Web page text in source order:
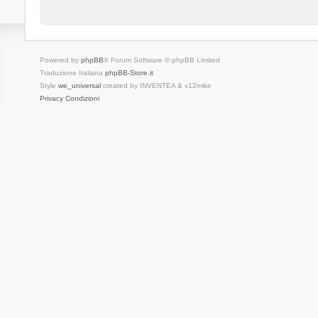
Powered by phpBB® Forum Software © phpBB Limited
Traduzione Italiana phpBB-Store.it
Style we_universalcreated by INVENTEA & v12mike
Privacy Condizioni